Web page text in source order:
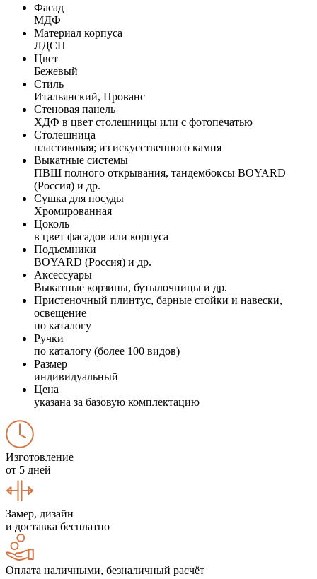
Фасад
МДФ
Материал корпуса
ЛДСП
Цвет
Бежевый
Стиль
Итальянский, Прованс
Стеновая панель
ХДФ в цвет столешницы или с фотопечатью
Столешница
пластиковая; из искусственного камня
Выкатные системы
ПВШ полного открывания, тандембоксы BOYARD
(Россия) и др.
Сушка для посуды
Хромированная
Цоколь
в цвет фасадов или корпуса
Подъемники
BOYARD (Россия) и др.
Аксессуары
Выкатные корзины, бутылочницы и др.
Пристеночный плинтус, барные стойки и навески,
освещение
по каталогу
Ручки
по каталогу (более 100 видов)
Размер
индивидуальный
Цена
указана за базовую комплектацию
Изготовление
от 5 дней
Замер, дизайн
и доставка бесплатно
Оплата наличными, безналичный расчёт